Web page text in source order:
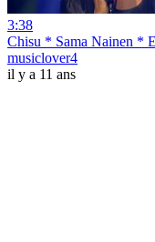
3:38
Chisu * Sama Nainen *
musiclover4
il y a 11 ans